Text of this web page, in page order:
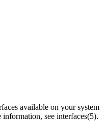
available on your system
see interfaces(5).